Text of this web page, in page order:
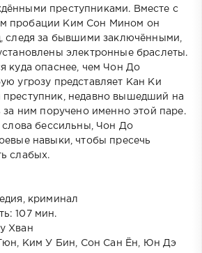
преступниками. Вместе с
пробации Ким Сон Мином он
следя за бывшими заключёнными,
электронные браслеты.
куда опаснее, чем Чон До
угрозу представляет Кан Ки
недавно вышедший на
за ним поручено именно этой паре.
слова бессильны, Чон До
навыки, чтобы пресечь
слабых.
криминал
107 мин.
Хван
Ким У Бин, Сон Сан Ён, Юн Дэ